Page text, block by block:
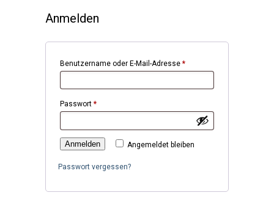
Anmelden
Benutzername oder E-Mail-Adresse *Erforderlich
Passwort *Erforderlich
Angemeldet bleiben
Anmelden
Passwort vergessen?